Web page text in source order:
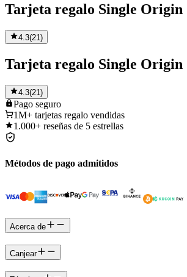
Tarjeta regalo Single Origin
4.3(21 )
Tarjeta regalo Single Origin
4.3(21)
Pago seguro
1M+ tarjetas regalo vendidas
1.000+ reseñas de 5 estrellas
Métodos de pago admitidos
Acerca de
Canjear